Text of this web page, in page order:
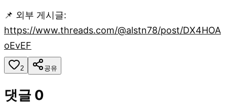
📌 외부 게시글:
https://www.threads.com/@alstn78/post/DX4HOA
oEvEF
2 공유
댓글 0